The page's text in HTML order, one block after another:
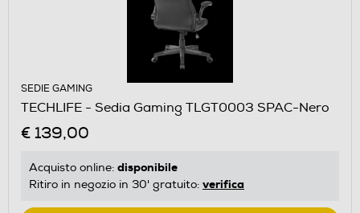
SEDIE GAMING
TECHLIFE - Sedia Gaming TLGT0003 SPAC-Nero
€ 139,00
Acquisto online: disponibile
Ritiro in negozio in 30' gratuito: verifica